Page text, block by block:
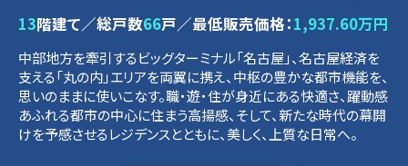
13階建て／総戸数66戸／最低販売価格：1,937.60万円
中部地方を牽引するビッグターミナル「名古屋」、名古屋経済を
支える「丸の内」エリアを両翼に携え、中枢の豊かな都市機能を、
思いのままに使いこなす。職・遊・住が身近にある快適さ、躍動感
あふれる都市の中心に住まう高揚感、そして、新たな時代の幕開
けを予感させるレジデンスとともに、美しく、上質な日常へ。